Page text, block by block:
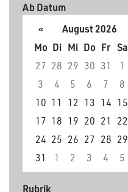
Ab Datum
«
August 2026
Mo Di Mi Do Fr Sa
27 28 29 30 31 1
3
4 5 6 7 8
10 11 12 13 14 15
17 18 19 20 21 22
24 25 26 27 28 29
31
1 2 3 4 5
Rubrik